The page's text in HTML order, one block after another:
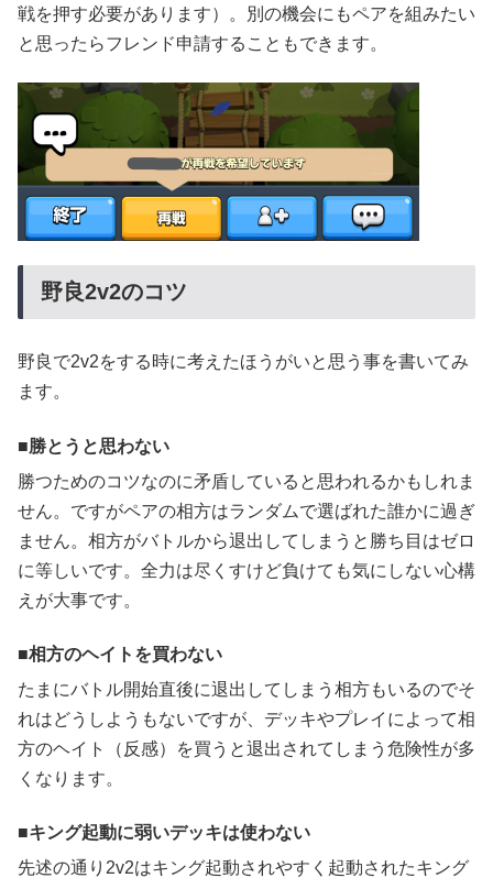
戦を押す必要があります）。別の機会にもペアを組みたい
と思ったらフレンド申請することもできます。
野良2v2のコツ
野良で2v2をする時に考えたほうがいと思う事を書いてみ
ます。
勝とうと思わない
勝つためのコツなのに矛盾していると思われるかもしれま
せん。ですがペアの相方はランダムで選ばれた誰かに過ぎ
ません。相方がバトルから退出してしまうと勝ち目はゼロ
に等しいです。全力は尽くすけど負けても気にしない心構
えが大事です。
相方のヘイトを買わない
たまにバトル開始直後に退出してしまう相方もいるのでそ
れはどうしようもないですが、デッキやプレイによって相
方のヘイト（反感）を買うと退出されてしまう危険性が多
くなります。
キング起動に弱いデッキは使わない
先述の通り2v2はキング起動されやすく起動されたキング